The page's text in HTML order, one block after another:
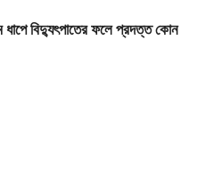
বিদ্যুৎপাতের ফলে প্রদত্ত কোন